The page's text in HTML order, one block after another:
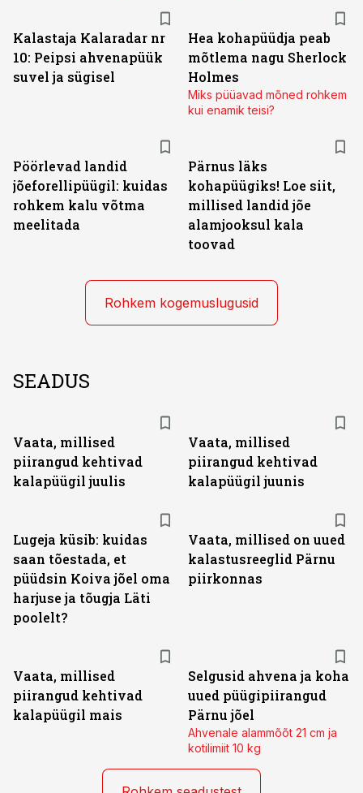
Kalastaja Kalaradar nr
10: Peipsi ahvenapüük
suvel ja sügisel
Hea kohapüüdja peab
mõtlema nagu Sherlock
Holmes
Miks püüavad mõned rohkem
kui enamik teisi?
Pöörlevad landid
jõeforellipüügil: kuidas
rohkem kalu võtma
meelitada
Pärnus läks
kohapüügiks! Loe siit,
millised landid jõe
alamjooksul kala
toovad
Rohkem kogemuslugusid
SEADUS
Vaata, millised
piirangud kehtivad
kalapüügil juulis
Vaata, millised
piirangud kehtivad
kalapüügil juunis
Lugeja küsib: kuidas
saan tõestada, et
püüdsin Koiva jõel oma
harjuse ja tõugja Läti
poolelt?
Vaata, millised on uued
kalastusreeglid Pärnu
piirkonnas
Vaata, millised
piirangud kehtivad
kalapüügil mais
Selgusid ahvena ja koha
uued püügipiirangud
Pärnu jõel
Ahvenale alammõõt 21 cm ja
kotilimiit 10 kg